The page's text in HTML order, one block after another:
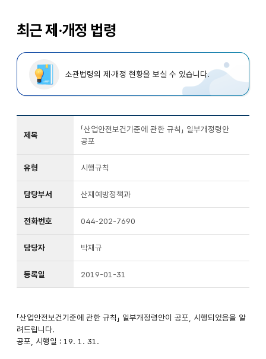
최근 제·개정 법령
소관법령의 제·개정 현황을 보실 수 있습니다.
제목
「산업안전보건기준에 관한 규칙」 일부개정령안
공포
유형 시행규칙
담당부서 산재예방정책과
전화번호 044-202-7690
담당자 박재규
등록일 2019-01-31
「산업안전보건기준에 관한 규칙」 일부개정령안이 공포, 시행되었음을 알
려드립니다.
공포, 시행일 : 19. 1. 31.